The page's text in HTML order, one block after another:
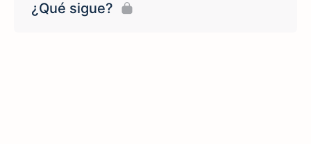
¿Qué sigue?